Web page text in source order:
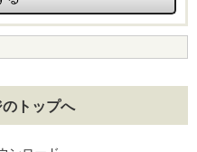
トップへ